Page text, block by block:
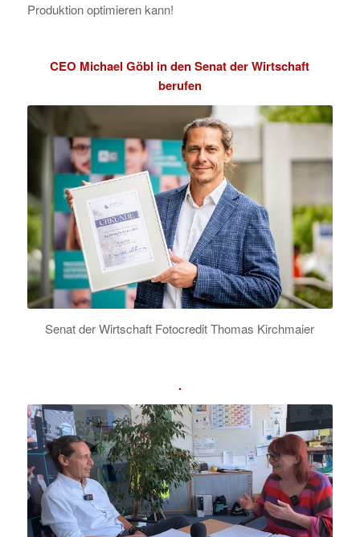
Produktion optimieren kann!
CEO Michael Göbl in den Senat der Wirtschaft
berufen
Senat der Wirtschaft Fotocredit Thomas Kirchmaier
.